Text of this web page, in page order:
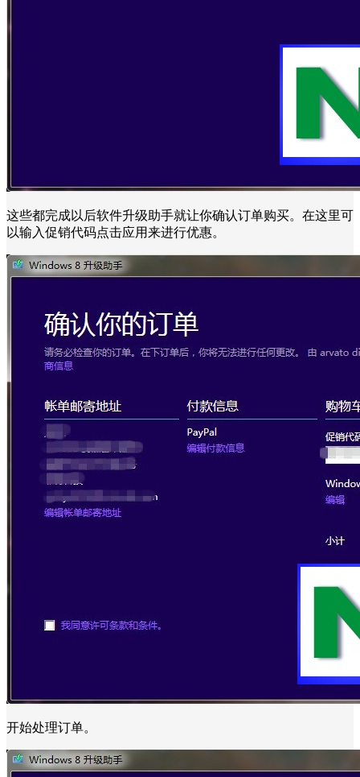
这些都完成以后软件升级助手就让你确认订单购买。在这里可
以输入促销代码点击应用来进行优惠。
开始处理订单。